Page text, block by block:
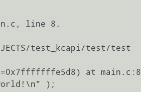
line 8.
test_kcapi/test/test
at main.c:8
);